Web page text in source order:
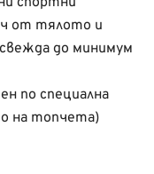
от тялото и
до минимум
по специална
на топчета)